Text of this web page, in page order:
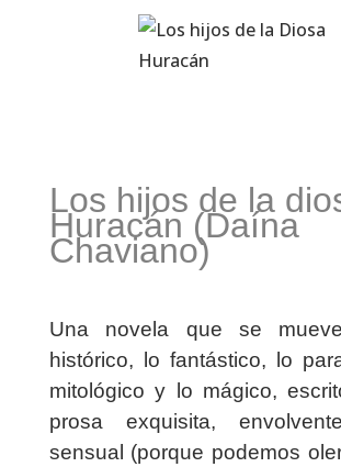
Los hijos de la
Huracán (Daína
Chaviano)
Una novela que se
histórico, lo fantástico, lo
mitológico y lo mágico,
prosa exquisita,
sensual (porque podemos